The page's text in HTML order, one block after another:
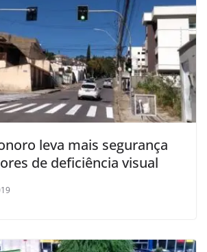
leva mais segurança
de deficiência visual